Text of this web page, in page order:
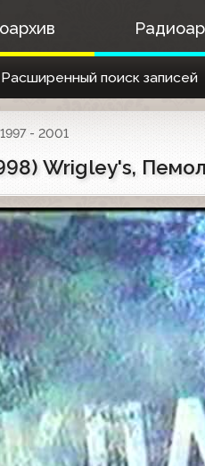
Расширенный поиск записей
1997 - 2001
Wrigley's,